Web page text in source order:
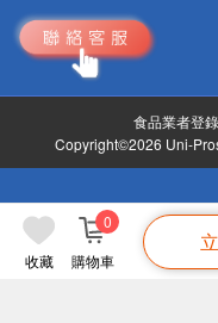
收藏 購物車
0
食品業者登
Copyright©2026 Uni-